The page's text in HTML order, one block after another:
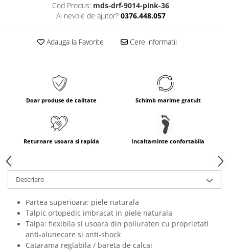
Cod Produs: mds-drf-9014-pink-36
Ai nevoie de ajutor? 0376.448.057
Adauga la Favorite Cere informatii
Doar produse de calitate Schimb marime gratuit
Returnare usoara si rapida Incaltaminte confortabila
Descriere
Partea superioara: piele naturala
Talpic ortopedic imbracat in piele naturala
Talpa: flexibila si usoara din poliuraten cu proprietati
anti-alunecare si anti-shock
Catarama reglabila / bareta de calcai